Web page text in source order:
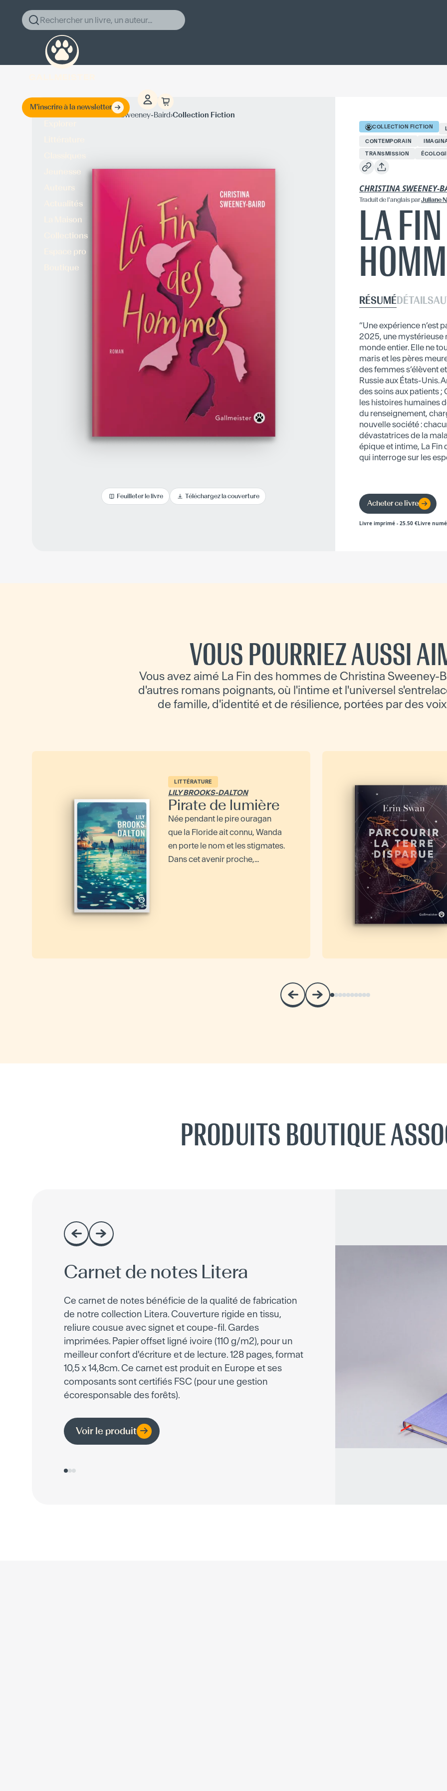
Rechercher un livre, un auteur...
M'inscrire à la newsletter
Jeunesse
Auteurs
Actualités
La Maison
Collections
Espace pro
Boutique
Christina Sweeney-Baird›Collection Fiction
Feuilleter le livre Téléchargez la couverture
COLLECTION FICTION
CONTEMPORAIN
TRANSMISSION
CHRISTINA SWEENEY-
Traduitde l'anglaisparJuliane
LA
RÉSUMÉDÉTAILS
“Une expérience n’est
2025, une mystérieuse
monde entier. Elle ne
maris et les pères
des femmes s’élèvent
Russie aux États-Unis.
des soins aux patients
les histoires humaines
du renseignement,
nouvelle société :
dévastatrices de la
épique et intime, La
qui interroge sur les
Acheter ce livre
Livre imprimé - 25.50 €Livre
VOUS POURRIEZ AUSSI
Vous avez aimé La Fin des hommes de Christina Sweeney-
d'autres romans poignants, où l'intime et l'universel
de famille, d'identité et de résilience, portées par des
LITTÉRATURE
LILY BROOKS-DALTON
Pirate de lumière
Née pendant le pire ouragan
que la Floride ait connu, Wanda
en porte le nom et les stigmates.
Dans cet avenir proche,...
PRODUITS BOUTIQUE
Carnet de notes Litera
Ce carnet de notes bénéficie de la qualité de fabrication
de notre collection Litera. Couverture rigide en tissu,
reliure cousue avec signet et coupe-fil. Gardes
imprimées. Papier offset ligné ivoire (110 g/m2), pour un
meilleur confort d'écriture et de lecture. 128 pages, format
10,5 x 14,8cm. Ce carnet est produit en Europe et ses
composants sont certifiés FSC (pour une gestion
écoresponsable des forêts).
Voir le produit